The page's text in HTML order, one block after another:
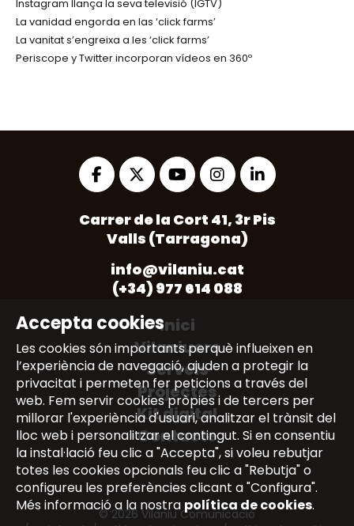
Instagram llança la seva televisió (IGTV)
La vanidad engorda en las ‘click farms’
La vanitat s’engreixa a les ‘click farms’
Periscope y Twitter incorporan vídeos en 360º
Accepta cookies
Les cookies són importants perquè influeixen en
l’experiència de navegació, ajuden a protegir la
privacitat i permeten fer peticions a través del
web. Fem servir cookies pròpies i de tercers per
millorar l'experiència d'usuari, analitzar el trànsit del
lloc web i personalitzar el contingut. Si en consentiu
la instal·lació feu clic a "Accepta", si voleu rebutjar
totes les cookies opcionals feu clic a "Rebutja" o
configureu les preferències clicant a "Configura".
Més informació a la nostra política de cookies.
in
new
tab
in
a
tab
in
a
new
tab
in
a
tab
in
Carrer de la Cort 41, 3r Pis
Valls (Tarragona)
info@vilaniu.cat
(+34) 977 614 088
Inici
Vilaniuers
Serveis
Projectes
Kit digital
Contacte
© 2026 Vilaniu Comunicació